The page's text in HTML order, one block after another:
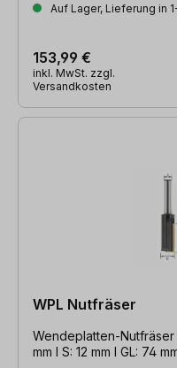
Auf Lager, Lieferung in
153,99 €
inkl. MwSt. zzgl.
Versandkosten
WPL Nutfräser
Wendeplatten-Nutfräser
mm l S: 12 mm l GL: 74